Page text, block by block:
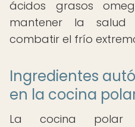
ácidos grasos
mantener la
combatir el frío
Ingredientes
en la cocina
La cocina